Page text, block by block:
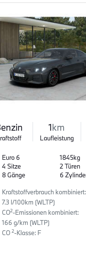
1km
Laufleistung
Euro 6
4 Sitze
8 Gänge
1845kg
2 Türen
6
Kraftstoffverbrauch kombiniert:
7.3 l/100km (WLTP)
CO2-Emissionen kombiniert:
166 g/km (WLTP)
CO 2-Klasse: F